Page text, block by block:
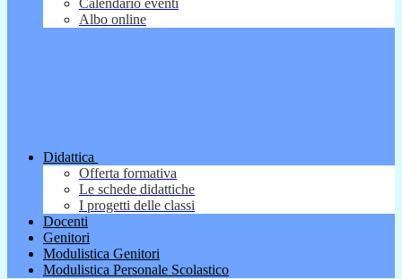
Calendario eventi
Albo online
Didattica
Offerta formativa
Le schede didattiche
I progetti delle classi
Docenti
Genitori
Modulistica Genitori
Modulistica Personale Scolastico